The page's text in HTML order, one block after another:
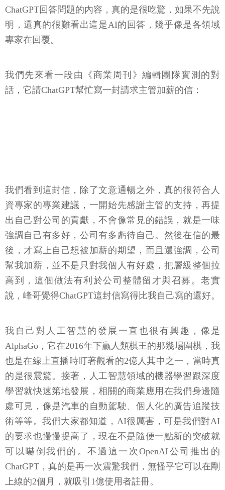
ChatGPT回答問題的內容，真的是很吃驚，如果不先說
明，還真的很難看出這是AI的回答，幾乎像是各領域
專家在回覆。
我們先來看一段由《商業周刊》編輯團隊實測的對
話，它請ChatGPT幫忙寫一封請求主管加薪的信：
我們看到這封信，除了文意通暢之外，真的很符合人
資專家的專業建議，一開始先感謝主管的支持，再提
出自己對公司的貢獻，不會像常見的錯誤，就是一味
強調自己有多好，公司有多虧待自己。然後在信的最
後，才寫上自己想被加薪的期望，而且還強調，公司
幫我加薪，並不是只對我個人有好處，把層級整個拉
高到，這個做法有利於公司整體留才與召募。老實
說，峰哥覺得ChatGPT這封信寫得比我自己寫的還好。
我自己對人工智慧的發展一直也很有興趣，像是
AlphaGo，它在2016年下贏人類棋王的那幾場圍棋，我
也是在線上直播時盯著觀看的2億人其中之一，當時真
的是很震驚。接著，人工智慧領域的機器學習跟深度
學習就快速第地發展，相關的商業應用在我們身邊隨
處可見，像是汽車的自動駕駛、個人化的廣告追蹤技
術等等。我們大家都知道，AI很厲害，可是我們對AI
的要求也慢慢提高了，現在不是隨便一點新的突破就
可以嚇倒我們的。不過這一次OpenAI公司推出的
ChatGPT，真的是再一次震驚我們，無怪乎它可以在剛
上線的2個月，就吸引1億使用者註冊。